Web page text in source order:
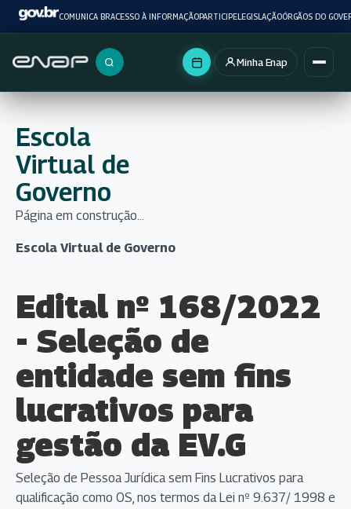
COMUNICA BRACESSO À INFORMAÇÃOPARTICIPELEGISLAÇÃOÓRGÃOS DO
Buscar no portal
Minha Enap
Escola
Virtual de
Governo
Página em construção...
Escola Virtual de Governo
Edital nº 168/2022
- Seleção de
entidade sem fins
lucrativos para
gestão da EV.G
Seleção de Pessoa Jurídica sem Fins Lucrativos para
qualificação como OS, nos termos da Lei nº 9.637/ 1998 e